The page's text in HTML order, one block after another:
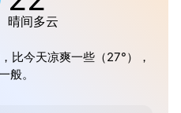
晴间多云
比今天凉爽一些（27°），
般。